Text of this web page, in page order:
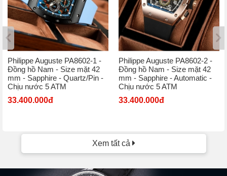
Philippe Auguste PA8602-1 -
Đồng hồ Nam - Size mặt 42
mm - Sapphire - Quartz/Pin -
Chịu nước 5 ATM
33.400.000đ
Philippe Auguste PA8602-2 -
Đồng hồ Nam - Size mặt 42
mm - Sapphire - Automatic -
Chịu nước 5 ATM
33.400.000đ
Xem tất cả